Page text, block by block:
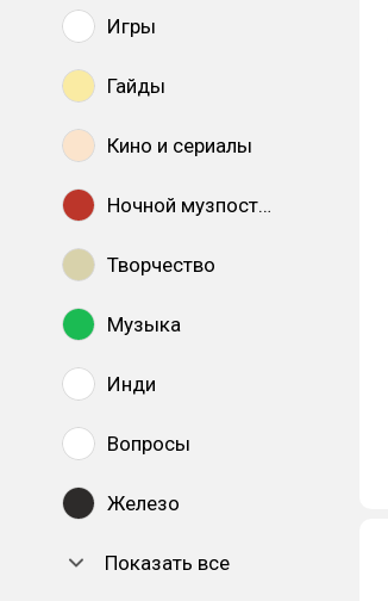
Игры
Гайды
Кино и сериалы
Ночной музпостинг
Творчество
Музыка
Инди
Вопросы
Железо
Показать все